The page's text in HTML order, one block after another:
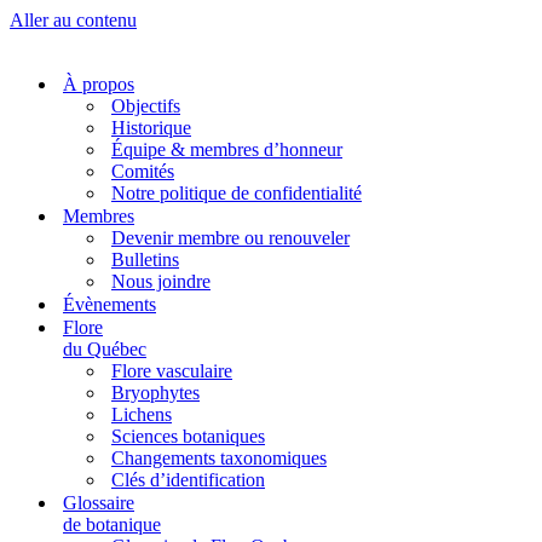
Aller au contenu
À propos
Objectifs
Historique
Équipe & membres d’honneur
Comités
Notre politique de confidentialité
Membres
Devenir membre ou renouveler
Bulletins
Nous joindre
Évènements
Flore
du Québec
Flore vasculaire
Bryophytes
Lichens
Sciences botaniques
Changements taxonomiques
Clés d’identification
Glossaire
de botanique